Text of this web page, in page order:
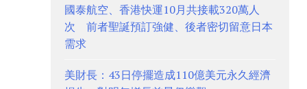
國泰航空、香港快運10月共接載320萬人
次 前者聖誕預訂強健、後者密切留意日本
需求
美財長：43日停擺造成110億美元永久經濟